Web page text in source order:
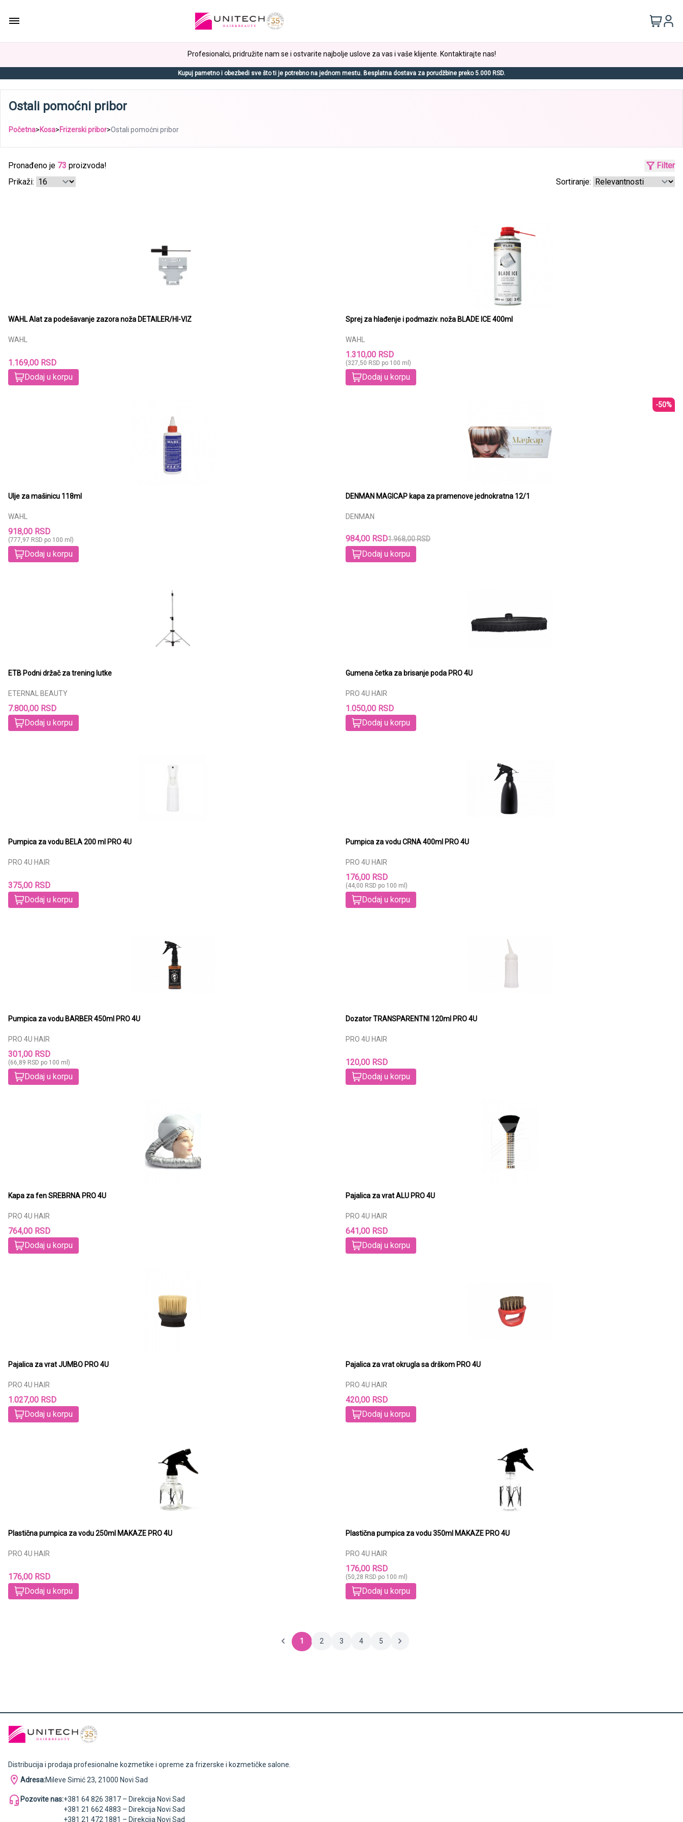
Profesionalci, pridružite nam se i ostvarite najbolje uslove za vas i vaše klijente. Kontaktirajte nas!
Kupuj pametno i obezbedi sve što ti je potrebno na jednom mestu. Besplatna dostava za porudžbine preko 5.000 RSD.
Ostali pomoćni pribor
Početna>Kosa>Frizerski pribor>Ostali pomoćni pribor
Pronađeno je 73 proizvoda!
Filter
Prikaži:
Sortiranje:
WAHL Alat za podešavanje zazora noža DETAILER/HI-VIZ
WAHL
1.169,00 RSD
Dodaj u korpu
Sprej za hlađenje i podmaziv. noža BLADE ICE 400ml
WAHL
1.310,00 RSD
(327,50 RSD po 100 ml)
Dodaj u korpu
Ulje za mašinicu 118ml
WAHL
918,00 RSD
(777,97 RSD po 100 ml)
Dodaj u korpu
-50%
DENMAN MAGICAP kapa za pramenove jednokratna 12/1
DENMAN
984,00 RSD1.968,00 RSD
Dodaj u korpu
ETB Podni držač za trening lutke
ETERNAL BEAUTY
7.800,00 RSD
Dodaj u korpu
Gumena četka za brisanje poda PRO 4U
PRO 4U HAIR
1.050,00 RSD
Dodaj u korpu
Pumpica za vodu BELA 200 ml PRO 4U
PRO 4U HAIR
375,00 RSD
Dodaj u korpu
Pumpica za vodu CRNA 400ml PRO 4U
PRO 4U HAIR
176,00 RSD
(44,00 RSD po 100 ml)
Dodaj u korpu
Pumpica za vodu BARBER 450ml PRO 4U
PRO 4U HAIR
301,00 RSD
(66,89 RSD po 100 ml)
Dodaj u korpu
Dozator TRANSPARENTNI 120ml PRO 4U
PRO 4U HAIR
120,00 RSD
Dodaj u korpu
Kapa za fen SREBRNA PRO 4U
PRO 4U HAIR
764,00 RSD
Dodaj u korpu
Pajalica za vrat ALU PRO 4U
PRO 4U HAIR
641,00 RSD
Dodaj u korpu
Pajalica za vrat JUMBO PRO 4U
PRO 4U HAIR
1.027,00 RSD
Dodaj u korpu
Pajalica za vrat okrugla sa drškom PRO 4U
PRO 4U HAIR
420,00 RSD
Dodaj u korpu
Plastična pumpica za vodu 250ml MAKAZE PRO 4U
PRO 4U HAIR
176,00 RSD
Dodaj u korpu
Plastična pumpica za vodu 350ml MAKAZE PRO 4U
PRO 4U HAIR
176,00 RSD
(50,28 RSD po 100 ml)
Dodaj u korpu
1 2 3 4 5
Distribucija i prodaja profesionalne kozmetike i opreme za frizerske i kozmetičke salone.
Adresa:Mileve Simić 23, 21000 Novi Sad
Pozovite nas:+381 64 826 3817 – Direkcija Novi Sad
+381 21 662 4883 – Direkcija Novi Sad
+381 21 472 1881 – Direkcija Novi Sad